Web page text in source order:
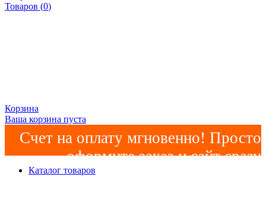
Товаров (0)
Корзина
Ваша корзина пуста
Счет на оплату мгновенно! Просто
оформите заказ и сайт сразу
сформирует счет! Минимальная
Каталог товаров